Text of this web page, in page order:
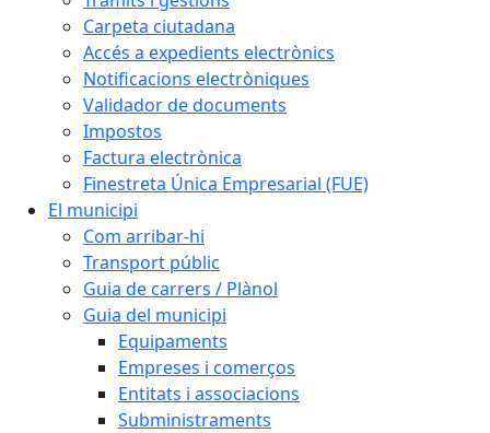
Carpeta ciutadana
Accés a expedients electrònics
Notificacions electròniques
Validador de documents
Impostos
Factura electrònica
Finestreta Única Empresarial (FUE)
El municipi
Com arribar-hi
Transport públic
Guia de carrers / Plànol
Guia del municipi
Equipaments
Empreses i comerços
Entitats i associacions
Subministraments